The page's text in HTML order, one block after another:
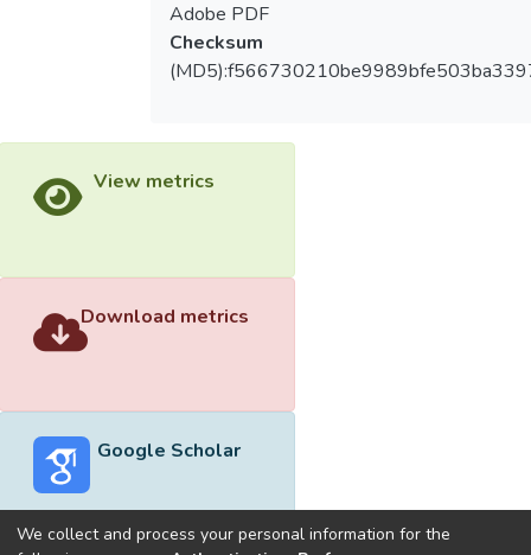
Adobe PDF
Checksum
View metrics
Download metrics
Google Scholar
We collect and process your personal information for the